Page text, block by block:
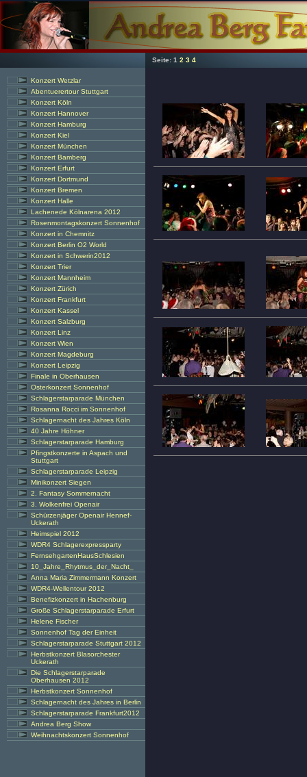
Seite: 1 2 3 4
Konzert Wetzlar
Abentuerertour Stuttgart
Konzert Köln
Konzert Hannover
Konzert Hamburg
Konzert Kiel
Konzert München
Konzert Bamberg
Konzert Erfurt
Konzert Dortmund
Konzert Bremen
Konzert Halle
Lachenede Kölnarena 2012
Rosenmontagskonzert Sonnenhof
Konzert in Chemnitz
Konzert Berlin O2 World
Konzert in Schwerin2012
Konzert Trier
Konzert Mannheim
Konzert Zürich
Konzert Frankfurt
Konzert Kassel
Konzert Salzburg
Konzert Linz
Konzert Wien
Konzert Magdeburg
Konzert Leipzig
Finale in Oberhausen
Osterkonzert Sonnenhof
Schlagerstarparade München
Rosanna Rocci im Sonnenhof
Schlagernacht des Jahres Köln
40 Jahre Höhner
Schlagerstarparade Hamburg
Pfingstkonzerte in Aspach und
Stuttgart
Schlagerstarparade Leipzig
Minikonzert Siegen
2. Fantasy Sommernacht
3. Wolkenfrei Openair
Schürzenjäger Openair Hennef-
Uckerath
Heimspiel 2012
WDR4 Schlagerexpressparty
FernsehgartenHausSchlesien
10_Jahre_Rhytmus_der_Nacht_
Anna Maria Zimmermann Konzert
WDR4-Wellentour 2012
Benefizkonzert in Hachenburg
Große Schlagerstarparade Erfurt
Helene Fischer
Sonnenhof Tag der Einheit
Schlagerstarparade Stuttgart 2012
Herbstkonzert Blasorchester
Uckerath
Die Schlagerstarparade
Oberhausen 2012
Herbstkonzert Sonnenhof
Schlagernacht des Jahres in Berlin
Schlagerstarparade Frankfurt2012
Andrea Berg Show
Weihnachtskonzert Sonnenhof